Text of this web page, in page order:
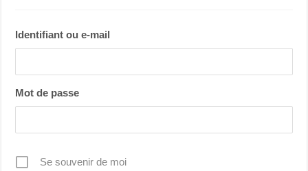
Identifiant ou e-mail
Mot de passe
Se souvenir de moi